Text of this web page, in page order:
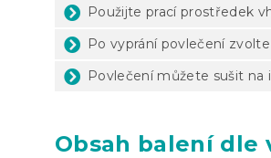
Použijte prací prostředek
Po vyprání povlečení
Povlečení můžete sušit na
Obsah balení dle